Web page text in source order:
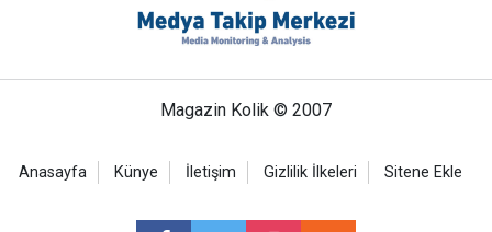
Magazin Kolik © 2007
Anasayfa Künye İletişim Gizlilik İlkeleri Sitene Ekle